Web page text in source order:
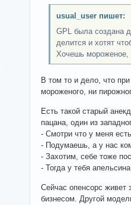
usual_user пишет:
GPL была создана
делится и хотят
Хочешь мороженое,
В том то и дело, что
мороженого, ни
Есть такой старый
пацана, один из
- Смотри что у меня
- Подумаешь, а у нас
- Захотим, себе тоже
- Тогда у тебя
Сейчас опенсорс живет
бизнесом. Другой